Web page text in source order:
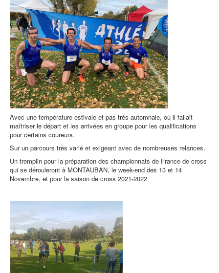
Avec une température estivale et pas très automnale, où il fallait
maîtriser le départ et les arrivées en groupe pour les qualifications
pour certains coureurs.
Sur un parcours très varié et exigeant avec de nombreuses relances.
Un tremplin pour la préparation des championnats de France de cross
qui se dérouleront à MONTAUBAN, le week-end des 13 et 14
Novembre, et pour la saison de cross 2021-2022